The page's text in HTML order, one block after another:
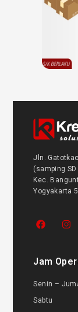
Jln.
(samping
Kec.
Yogyakarta
Jam
Senin –
Sabtu :